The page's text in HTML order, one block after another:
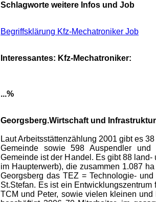
Schlagworte weitere Infos und Job
Begriffsklärung Kfz-Mechatroniker Job
Interessantes: Kfz-Mechatroniker:
...%
Georgsberg.Wirtschaft und
Laut Arbeitsstättenzählung 2001 gibt es
Gemeinde sowie 598 Auspendler
Gemeinde ist der Handel. Es gibt 88
im Haupterwerb), die zusammen 1.087
Georgsberg das TEZ = Technologie-
St.Stefan. Es ist ein
TCM und Peter, sowie vielen kleinen